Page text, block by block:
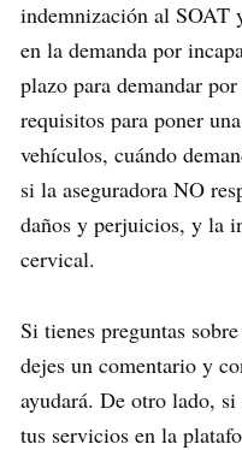
indemnización al SOAT
en la demanda por
plazo para demandar
requisitos para poner
vehículos, cuándo
si la aseguradora NO
daños y perjuicios, y la
cervical.
Si tienes preguntas
dejes un comentario y
ayudará. De otro lado,
tus servicios en la